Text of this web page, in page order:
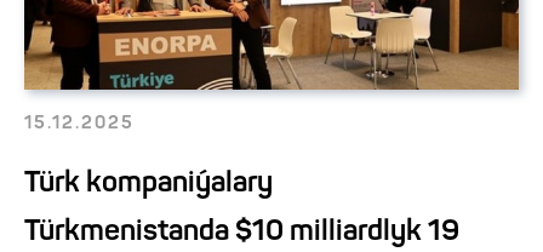
15.12.2025
Türk kompaniýalary
Türkmenistanda $10 milliardlyk 19